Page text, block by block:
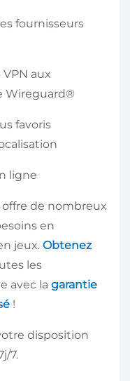
fournisseurs
aux
Wireguard®
favoris
ligne
offre de nombreux
en
jeux. Obtenez
les
avec la garantie
!
disposition
7.